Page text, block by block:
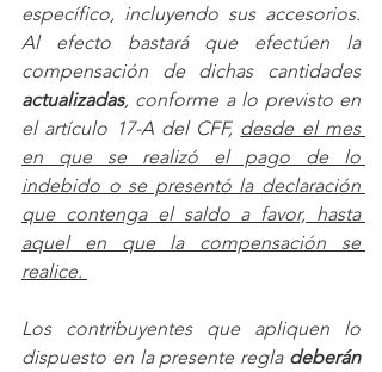
específico, incluyendo sus accesorios.
Al efecto bastará que efectúen la
compensación de dichas cantidades
actualizadas, conforme a lo previsto en
el artículo 17-A del CFF, desde el mes
en que se realizó el pago de lo
indebido o se presentó la declaración
que contenga el saldo a favor, hasta
aquel en que la compensación se
realice.
Los contribuyentes que apliquen lo
dispuesto en la presente regla deberán